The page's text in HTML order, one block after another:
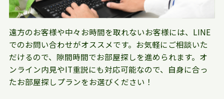
遠方のお客様や中々お時間を取れないお客様には、LINE
でのお問い合わせがオススメです。お気軽にご相談いた
だけるので、隙間時間でお部屋探しを進められます。オ
ンライン内見やIT重説にも対応可能なので、自身に合っ
たお部屋探しプランをお選びください！